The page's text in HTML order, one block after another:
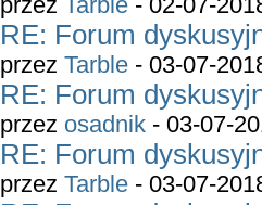
RE: Forum
przez Tarble - 03-07-
RE: Forum
przez osadnik - 03-07-
RE: Forum
przez Tarble - 03-07-